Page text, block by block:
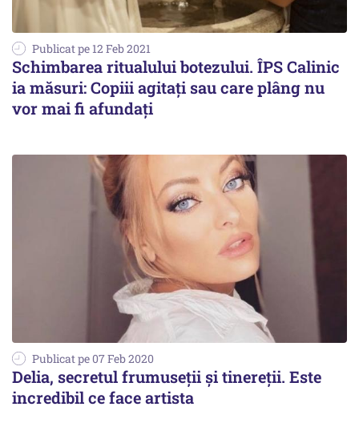
Publicat pe 12 Feb 2021
Schimbarea ritualului botezului. ÎPS Calinic
ia măsuri: Copiii agitaţi sau care plâng nu
vor mai fi afundați
Publicat pe 07 Feb 2020
Delia, secretul frumuseții și tinereții. Este
incredibil ce face artista